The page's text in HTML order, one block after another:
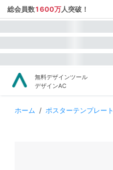
総会員数1600万人突破！
無料デザインツール
デザインAC
ホーム / ポスターテンプレート